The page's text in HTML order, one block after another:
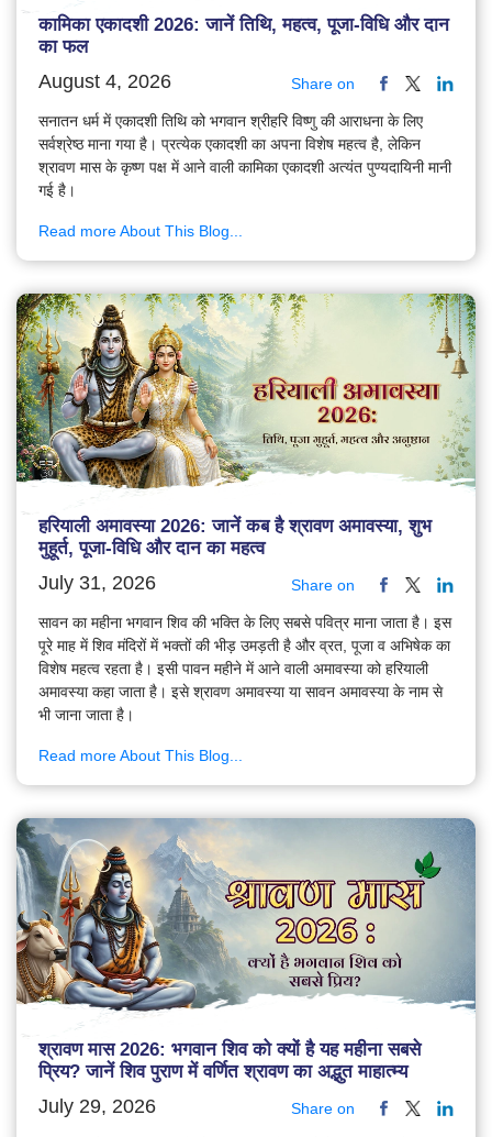
कामिका एकादशी 2026: जानें तिथि, महत्व, पूजा-विधि और दान
का फल
August 4, 2026 Share on
सनातन धर्म में एकादशी तिथि को भगवान श्रीहरि विष्णु की आराधना के लिए
सर्वश्रेष्ठ माना गया है। प्रत्येक एकादशी का अपना विशेष महत्व है, लेकिन
श्रावण मास के कृष्ण पक्ष में आने वाली कामिका एकादशी अत्यंत पुण्यदायिनी मानी
गई है।
Read more About This Blog...
हरियाली अमावस्या 2026: जानें कब है श्रावण अमावस्या, शुभ
मुहूर्त, पूजा-विधि और दान का महत्व
July 31, 2026 Share on
सावन का महीना भगवान शिव की भक्ति के लिए सबसे पवित्र माना जाता है। इस
पूरे माह में शिव मंदिरों में भक्तों की भीड़ उमड़ती है और व्रत, पूजा व अभिषेक का
विशेष महत्व रहता है। इसी पावन महीने में आने वाली अमावस्या को हरियाली
अमावस्या कहा जाता है। इसे श्रावण अमावस्या या सावन अमावस्या के नाम से
भी जाना जाता है।
Read more About This Blog...
श्रावण मास 2026: भगवान शिव को क्यों है यह महीना सबसे
प्रिय? जानें शिव पुराण में वर्णित श्रावण का अद्भुत माहात्म्य
July 29, 2026 Share on